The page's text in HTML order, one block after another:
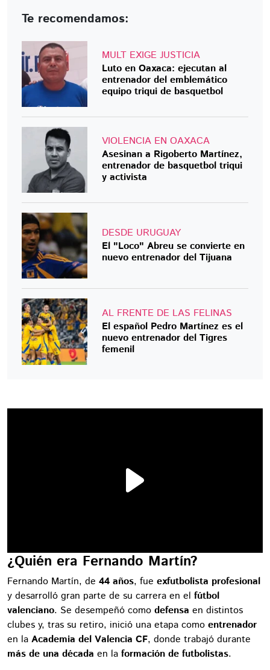
Te recomendamos:
MULT EXIGE JUSTICIA
Luto en Oaxaca: ejecutan al
entrenador del emblemático
equipo triqui de basquetbol
VIOLENCIA EN OAXACA
Asesinan a Rigoberto Martínez,
entrenador de basquetbol triqui
y activista
DESDE URUGUAY
El "Loco" Abreu se convierte en
nuevo entrenador del Tijuana
AL FRENTE DE LAS FELINAS
El español Pedro Martínez es el
nuevo entrenador del Tigres
femenil
¿Quién era Fernando Martín?
Fernando Martín, de 44 años, fue exfutbolista profesional
y desarrolló gran parte de su carrera en el fútbol
valenciano. Se desempeñó como defensa en distintos
clubes y, tras su retiro, inició una etapa como entrenador
en la Academia del Valencia CF, donde trabajó durante
más de una década en la formación de futbolistas.